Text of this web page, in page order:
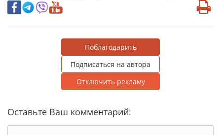
Поблагодарить
Подписаться на автора
Отключить рекламу
Оставьте Ваш комментарий: